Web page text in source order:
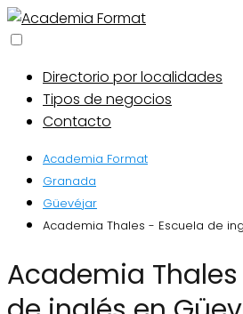
Directorio por localidades
Tipos de negocios
Contacto
Academia Format
Granada
Güevéjar
Academia Thales - Escuela de
Academia Thales - Escuela